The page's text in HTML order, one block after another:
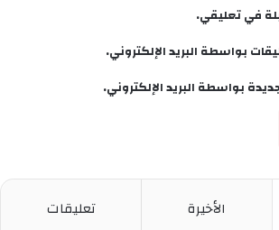
في تعليقي.
بواسطة البريد الإلكتروني.
بواسطة البريد الإلكتروني.
الأخيرة تعليقات